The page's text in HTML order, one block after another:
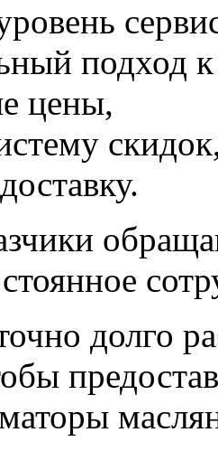
подход
цены,
долго